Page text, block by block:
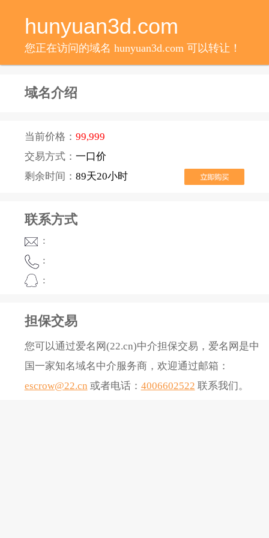
hunyuan3d.com
您正在访问的域名 hunyuan3d.com 可以转让！
域名介绍
当前价格： 99,999
交易方式： 一口价
剩余时间： 89天20小时
联系方式
:
:
:
担保交易
您可以通过爱名网(22.cn)中介担保交易，爱名网是中
国一家知名域名中介服务商，欢迎通过邮箱：
escrow@22.cn 或者电话： 4006602522 联系我们。